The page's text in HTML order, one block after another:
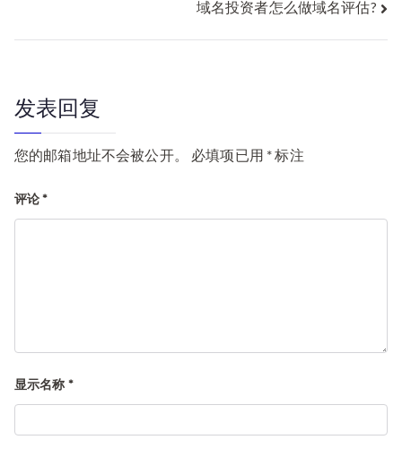
航
域名投资者怎么做域名评估?
发表回复
您的邮箱地址不会被公开。 必填项已用 *标注
评论*
显示名称 *